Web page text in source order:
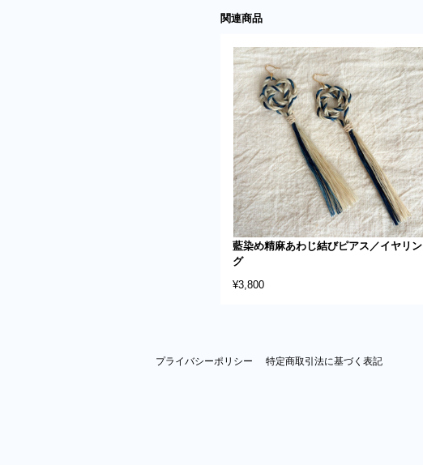
関連商品
藍染め精麻あわじ結びピアス／イヤリン
グ
¥3,800
プライバシーポリシー 特定商取引法に基づく表記